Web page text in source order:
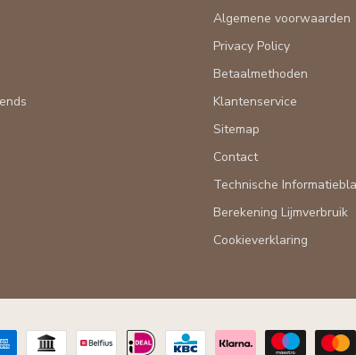
Algemene voorwaarden
Privacy Policy
Betaalmethoden
Klantenservice
Sitemap
Contact
Technische
Berekening Lijmverbruik
Cookieverklaring